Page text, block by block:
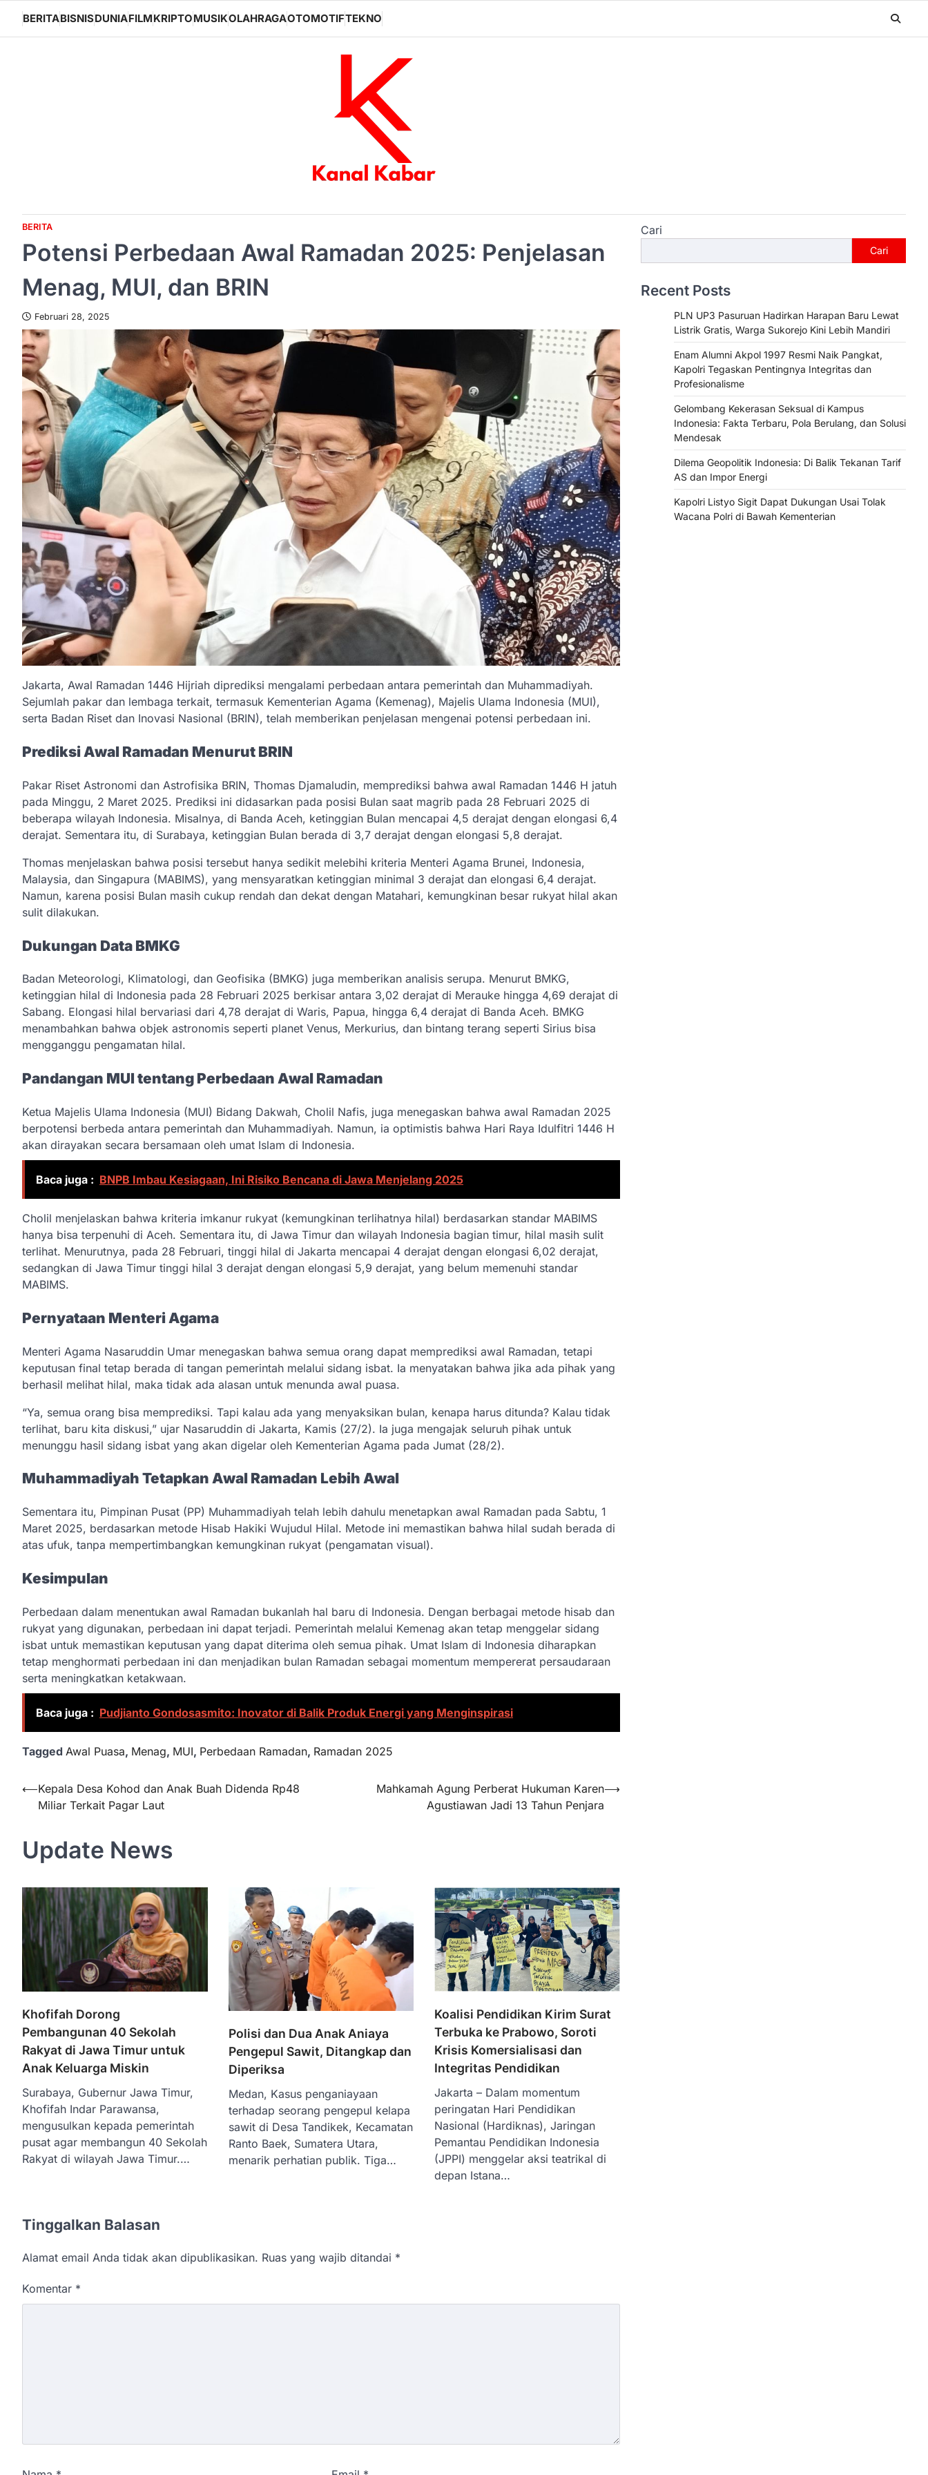
content
BERITABISNISDUNIAFILMKRIPTOMUSIKOLAHRAGAOTOMOTIFTEKNO
BERITA
Potensi Perbedaan Awal Ramadan 2025: Penjelasan
Menag, MUI, dan BRIN
Februari 28, 2025
Jakarta, Awal Ramadan 1446 Hijriah diprediksi mengalami perbedaan antara pemerintah dan Muhammadiyah.
Sejumlah pakar dan lembaga terkait, termasuk Kementerian Agama (Kemenag), Majelis Ulama Indonesia (MUI),
serta Badan Riset dan Inovasi Nasional (BRIN), telah memberikan penjelasan mengenai potensi perbedaan ini.
Prediksi Awal Ramadan Menurut BRIN
Pakar Riset Astronomi dan Astrofisika BRIN, Thomas Djamaludin, memprediksi bahwa awal Ramadan 1446 H jatuh
pada Minggu, 2 Maret 2025. Prediksi ini didasarkan pada posisi Bulan saat magrib pada 28 Februari 2025 di
beberapa wilayah Indonesia. Misalnya, di Banda Aceh, ketinggian Bulan mencapai 4,5 derajat dengan elongasi 6,4
derajat. Sementara itu, di Surabaya, ketinggian Bulan berada di 3,7 derajat dengan elongasi 5,8 derajat.
Thomas menjelaskan bahwa posisi tersebut hanya sedikit melebihi kriteria Menteri Agama Brunei, Indonesia,
Malaysia, dan Singapura (MABIMS), yang mensyaratkan ketinggian minimal 3 derajat dan elongasi 6,4 derajat.
Namun, karena posisi Bulan masih cukup rendah dan dekat dengan Matahari, kemungkinan besar rukyat hilal akan
sulit dilakukan.
Dukungan Data BMKG
Badan Meteorologi, Klimatologi, dan Geofisika (BMKG) juga memberikan analisis serupa. Menurut BMKG,
ketinggian hilal di Indonesia pada 28 Februari 2025 berkisar antara 3,02 derajat di Merauke hingga 4,69 derajat di
Sabang. Elongasi hilal bervariasi dari 4,78 derajat di Waris, Papua, hingga 6,4 derajat di Banda Aceh. BMKG
menambahkan bahwa objek astronomis seperti planet Venus, Merkurius, dan bintang terang seperti Sirius bisa
mengganggu pengamatan hilal.
Pandangan MUI tentang Perbedaan Awal Ramadan
Ketua Majelis Ulama Indonesia (MUI) Bidang Dakwah, Cholil Nafis, juga menegaskan bahwa awal Ramadan 2025
berpotensi berbeda antara pemerintah dan Muhammadiyah. Namun, ia optimistis bahwa Hari Raya Idulfitri 1446 H
akan dirayakan secara bersamaan oleh umat Islam di Indonesia.
Baca juga : BNPB Imbau Kesiagaan, Ini Risiko Bencana di Jawa Menjelang 2025
Cholil menjelaskan bahwa kriteria imkanur rukyat (kemungkinan terlihatnya hilal) berdasarkan standar MABIMS
hanya bisa terpenuhi di Aceh. Sementara itu, di Jawa Timur dan wilayah Indonesia bagian timur, hilal masih sulit
terlihat. Menurutnya, pada 28 Februari, tinggi hilal di Jakarta mencapai 4 derajat dengan elongasi 6,02 derajat,
sedangkan di Jawa Timur tinggi hilal 3 derajat dengan elongasi 5,9 derajat, yang belum memenuhi standar
MABIMS.
Pernyataan Menteri Agama
Menteri Agama Nasaruddin Umar menegaskan bahwa semua orang dapat memprediksi awal Ramadan, tetapi
keputusan final tetap berada di tangan pemerintah melalui sidang isbat. Ia menyatakan bahwa jika ada pihak yang
berhasil melihat hilal, maka tidak ada alasan untuk menunda awal puasa.
“Ya, semua orang bisa memprediksi. Tapi kalau ada yang menyaksikan bulan, kenapa harus ditunda? Kalau tidak
terlihat, baru kita diskusi,” ujar Nasaruddin di Jakarta, Kamis (27/2). Ia juga mengajak seluruh pihak untuk
menunggu hasil sidang isbat yang akan digelar oleh Kementerian Agama pada Jumat (28/2).
Muhammadiyah Tetapkan Awal Ramadan Lebih Awal
Sementara itu, Pimpinan Pusat (PP) Muhammadiyah telah lebih dahulu menetapkan awal Ramadan pada Sabtu, 1
Maret 2025, berdasarkan metode Hisab Hakiki Wujudul Hilal. Metode ini memastikan bahwa hilal sudah berada di
atas ufuk, tanpa mempertimbangkan kemungkinan rukyat (pengamatan visual).
Kesimpulan
Perbedaan dalam menentukan awal Ramadan bukanlah hal baru di Indonesia. Dengan berbagai metode hisab dan
rukyat yang digunakan, perbedaan ini dapat terjadi. Pemerintah melalui Kemenag akan tetap menggelar sidang
isbat untuk memastikan keputusan yang dapat diterima oleh semua pihak. Umat Islam di Indonesia diharapkan
tetap menghormati perbedaan ini dan menjadikan bulan Ramadan sebagai momentum mempererat persaudaraan
serta meningkatkan ketakwaan.
Baca juga : Pudjianto Gondosasmito: Inovator di Balik Produk Energi yang Menginspirasi
Tagged Awal Puasa, Menag, MUI, Perbedaan Ramadan, Ramadan 2025
Navigasi
pos
⟵Kepala Desa Kohod dan Anak Buah Didenda Rp48
Miliar Terkait Pagar Laut
Mahkamah Agung Perberat Hukuman Karen
Agustiawan Jadi 13 Tahun Penjara
⟶
Update News
Khofifah Dorong
Pembangunan 40 Sekolah
Rakyat di Jawa Timur untuk
Anak Keluarga Miskin
Surabaya, Gubernur Jawa Timur,
Khofifah Indar Parawansa,
mengusulkan kepada pemerintah
pusat agar membangun 40 Sekolah
Rakyat di wilayah Jawa Timur.…
Polisi dan Dua Anak Aniaya
Pengepul Sawit, Ditangkap dan
Diperiksa
Medan, Kasus penganiayaan
terhadap seorang pengepul kelapa
sawit di Desa Tandikek, Kecamatan
Ranto Baek, Sumatera Utara,
menarik perhatian publik. Tiga…
Koalisi Pendidikan Kirim Surat
Terbuka ke Prabowo, Soroti
Krisis Komersialisasi dan
Integritas Pendidikan
Jakarta – Dalam momentum
peringatan Hari Pendidikan
Nasional (Hardiknas), Jaringan
Pemantau Pendidikan Indonesia
(JPPI) menggelar aksi teatrikal di
depan Istana…
Tinggalkan Balasan
Alamat email Anda tidak akan dipublikasikan. Ruas yang wajib ditandai *
Komentar *
Cari
Cari
Recent Posts
PLN UP3 Pasuruan Hadirkan Harapan Baru Lewat
Listrik Gratis, Warga Sukorejo Kini Lebih Mandiri
Enam Alumni Akpol 1997 Resmi Naik Pangkat,
Kapolri Tegaskan Pentingnya Integritas dan
Profesionalisme
Gelombang Kekerasan Seksual di Kampus
Indonesia: Fakta Terbaru, Pola Berulang, dan Solusi
Mendesak
Dilema Geopolitik Indonesia: Di Balik Tekanan Tarif
AS dan Impor Energi
Kapolri Listyo Sigit Dapat Dukungan Usai Tolak
Wacana Polri di Bawah Kementerian